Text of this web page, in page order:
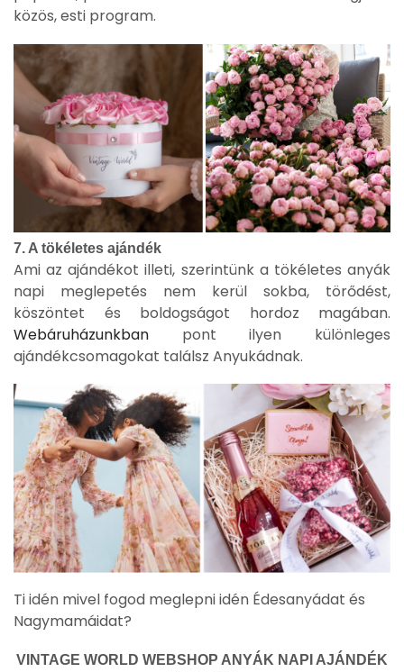
közös, esti program.
7. A tökéletes ajándék
Ami az ajándékot illeti, szerintünk a tökéletes anyák
napi meglepetés nem kerül sokba, törődést,
köszöntet és boldogságot hordoz magában.
Webáruházunkban pont ilyen különleges
ajándékcsomagokat találsz Anyukádnak.
Ti idén mivel fogod meglepni idén Édesanyádat és
Nagymamáidat?
VINTAGE WORLD WEBSHOP ANYÁK NAPI AJÁNDÉK